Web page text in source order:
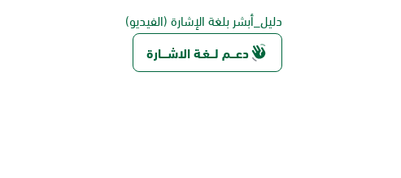
دليل_أبشر بلغة الإشارة (الفيديو)
دعـــم لـــغـة الاشــــارة